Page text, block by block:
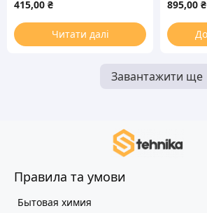
415,00 ₴
Читати далі
895,00 ₴
Завантажити ще
Правила та умови
Бытовая химия